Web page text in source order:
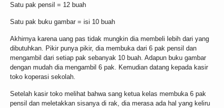
Satu pak pensil = 12 buah
Satu pak buku gambar = isi 10 buah
Akhirnya karena uang pas tidak mungkin dia membeli lebih dari yang
dibutuhkan. Pikir punya pikir, dia membuka dari 6 pak pensil dan
mengambil dari setiap pak sebanyak 10 buah. Adapun buku gambar
dengan mudah dia mengambil 6 pak. Kemudian datang kepada kasir
toko koperasi sekolah.
Setelah kasir toko melihat bahwa sang ketua kelas membuka 6 pak
pensil dan meletakkan sisanya di rak, dia merasa ada hal yang keliru